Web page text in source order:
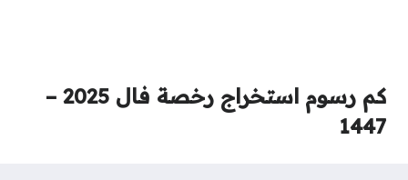
كم رسوم استخراج رخصة فال 2025 –
1447